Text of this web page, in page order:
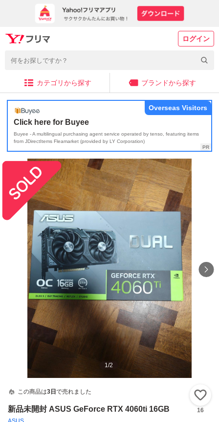
ログイン
カテゴリから探す ブランドから探す
Click here for Buyee
Buyee - A multilingual purchasing agent service operated by tenso, featuring items
from JDirectItems Fleamarket (provided by LY Corporation)
Overseas Visitors
1/2
この商品は3日 で売れました
新品未開封 ASUS GeForce RTX 4060ti 16GB 16